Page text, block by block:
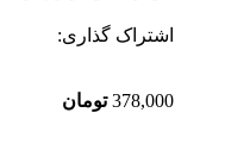
اشتراک گذاری:
378,000 تومان